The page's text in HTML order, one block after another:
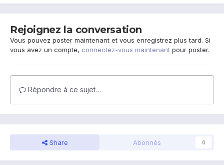
Rejoignez la conversation
Vous pouvez poster maintenant et vous enregistrez plus tard. Si
vous avez un compte, connectez-vous maintenant pour poster.
Répondre à ce sujet…
Share Abonnés 0